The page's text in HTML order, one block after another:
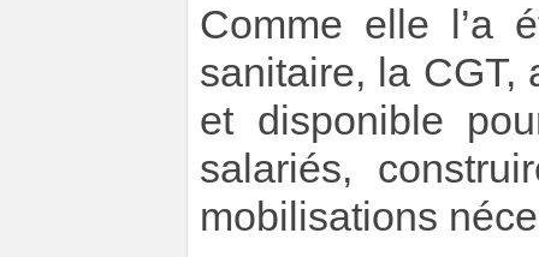
Comme elle l’a
sanitaire, la CGT,
et disponible
salariés,
mobilisations